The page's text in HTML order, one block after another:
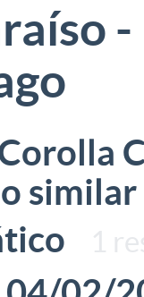
-
similar
1